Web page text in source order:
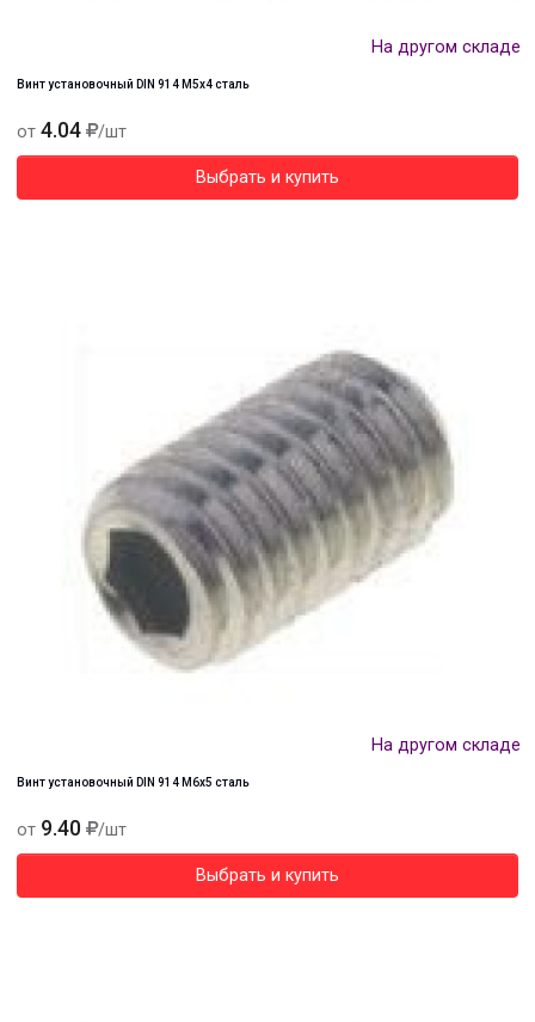
На другом складе
Винт установочный DIN 914 М5х4 сталь
от 4.04 /шт
Выбрать и купить
На другом складе
Винт установочный DIN 914 М6х5 сталь
от 9.40 /шт
Выбрать и купить